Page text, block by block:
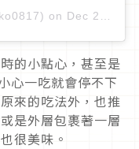
on Dec 24, 2018 at 10:40pm PST
的小點心，甚至是
心一吃就會停不下
來的吃法外，也推
是外層包裹著一層
很美味。